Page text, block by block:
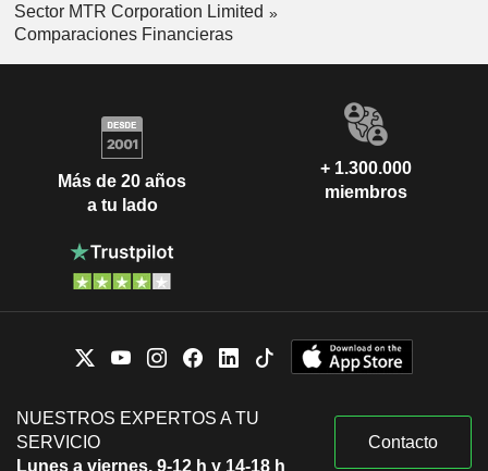
Sector MTR Corporation Limited
Comparaciones Financieras
Más de 20 años
a tu lado
+ 1.300.000
miembros
NUESTROS EXPERTOS A TU
SERVICIO
Lunes a viernes, 9-12 h y 14-18 h
Contacto